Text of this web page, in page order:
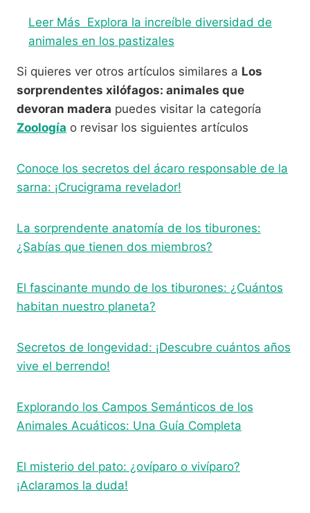
Leer Más Explora la increíble diversidad de
animales en los pastizales
Si quieres ver otros artículos similares a Los
sorprendentes xilófagos: animales que
devoran madera puedes visitar la categoría
Zoología o revisar los siguientes artículos
Conoce los secretos del ácaro responsable de la
sarna: ¡Crucigrama revelador!
La sorprendente anatomía de los tiburones:
¿Sabías que tienen dos miembros?
El fascinante mundo de los tiburones: ¿Cuántos
habitan nuestro planeta?
Secretos de longevidad: ¡Descubre cuántos años
vive el berrendo!
Explorando los Campos Semánticos de los
Animales Acuáticos: Una Guía Completa
El misterio del pato: ¿ovíparo o vivíparo?
¡Aclaramos la duda!